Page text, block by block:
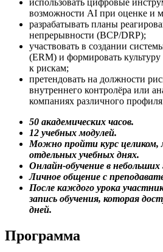
возможности AI при оценке и
разрабатывать планы
непрерывности (BCP/DRP);
участвовать в создании
(ERM) и формировать
к рискам;
претендовать на должности
внутреннего контролёра или
компаниях различного
50 академических часов.
12 учебных модулей.
Можно пройти курс целиком,
отдельных учебных днях.
Онлайн-обучение в небольших
Личное общение с
После каждого урока
запись обучения, которая
дней.
Программа